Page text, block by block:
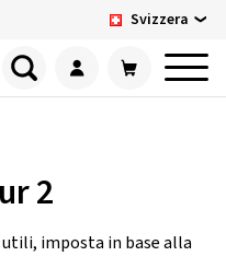
Svizzera
2
imposta in base alla